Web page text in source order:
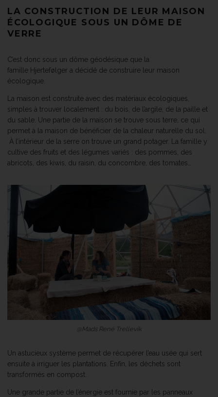
LA CONSTRUCTION DE LEUR MAISON
ÉCOLOGIQUE SOUS UN DÔME DE
VERRE
C’est donc sous un dôme géodésique que la
famille Hjertefølger a décidé de construire leur maison
écologique.
La maison est construite avec des matériaux écologiques,
simples à trouver localement : du bois, de l’argile, de la paille et
du sable. Une partie de la maison se trouve sous terre, ce qui
permet à la maison de bénéficier de la chaleur naturelle du sol.
À l’intérieur de la serre on trouve un grand potager. La famille y
cultive des fruits et des légumes variés : des pommes, des
abricots, des kiwis, du raisin, du concombre, des tomates…
@Mads René Trellevik
Un astucieux système permet de récupérer l’eau usée qui sert
ensuite à irriguer les plantations. Enfin, les déchets sont
transformés en compost.
Une grande partie de l’énergie est fournie par les panneaux